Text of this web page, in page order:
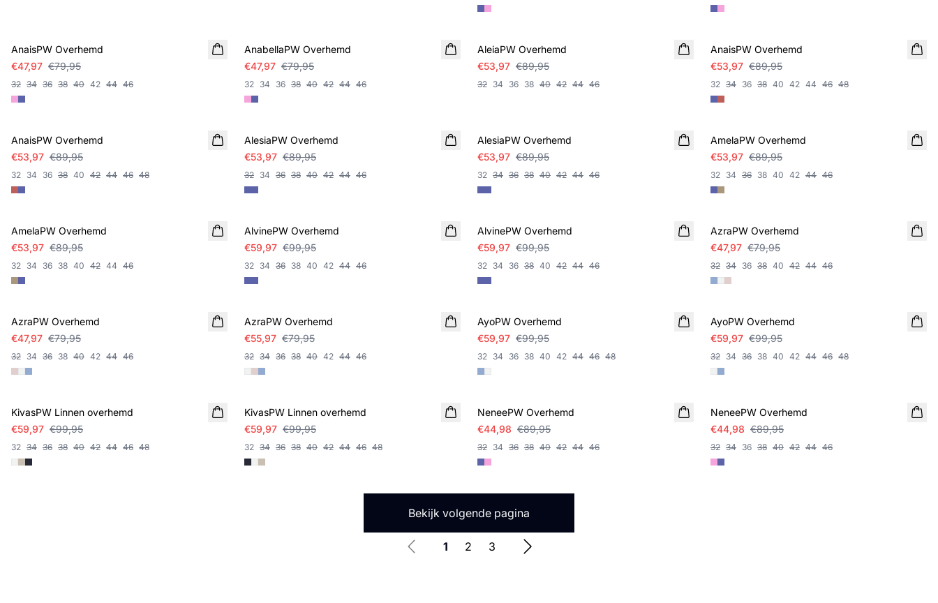
AnaisPW Overhemd
€47,97 €79,95
32 34 36 38 40 42 44 46
AnabellaPW Overhemd
€47,97 €79,95
32 34 36 38 40 42 44 46
AleiaPW Overhemd
€53,97 €89,95
32 34 36 38 40 42 44 46
AnaisPW Overhemd
€53,97 €89,95
32 34 36 38 40 42 44 46 48
AnaisPW Overhemd
€53,97 €89,95
32 34 36 38 40 42 44 46 48
AlesiaPW Overhemd
€53,97 €89,95
32 34 36 38 40 42 44 46
AlesiaPW Overhemd
€53,97 €89,95
32 34 36 38 40 42 44 46
AmelaPW Overhemd
€53,97 €89,95
32 34 36 38 40 42 44 46
AmelaPW Overhemd
€53,97 €89,95
32 34 36 38 40 42 44 46
AlvinePW Overhemd
€59,97 €99,95
32 34 36 38 40 42 44 46
AlvinePW Overhemd
€59,97 €99,95
32 34 36 38 40 42 44 46
AzraPW Overhemd
€47,97 €79,95
32 34 36 38 40 42 44 46
AzraPW Overhemd
€47,97 €79,95
32 34 36 38 40 42 44 46
AzraPW Overhemd
€55,97 €79,95
32 34 36 38 40 42 44 46
AyoPW Overhemd
€59,97 €99,95
32 34 36 38 40 42 44 46 48
AyoPW Overhemd
€59,97 €99,95
32 34 36 38 40 42 44 46 48
KivasPW Linnen overhemd
€59,97 €99,95
32 34 36 38 40 42 44 46 48
KivasPW Linnen overhemd
€59,97 €99,95
32 34 36 38 40 42 44 46 48
NeneePW Overhemd
€44,98 €89,95
32 34 36 38 40 42 44 46
NeneePW Overhemd
€44,98 €89,95
32 34 36 38 40 42 44 46
Bekijk volgende pagina
1 2 3